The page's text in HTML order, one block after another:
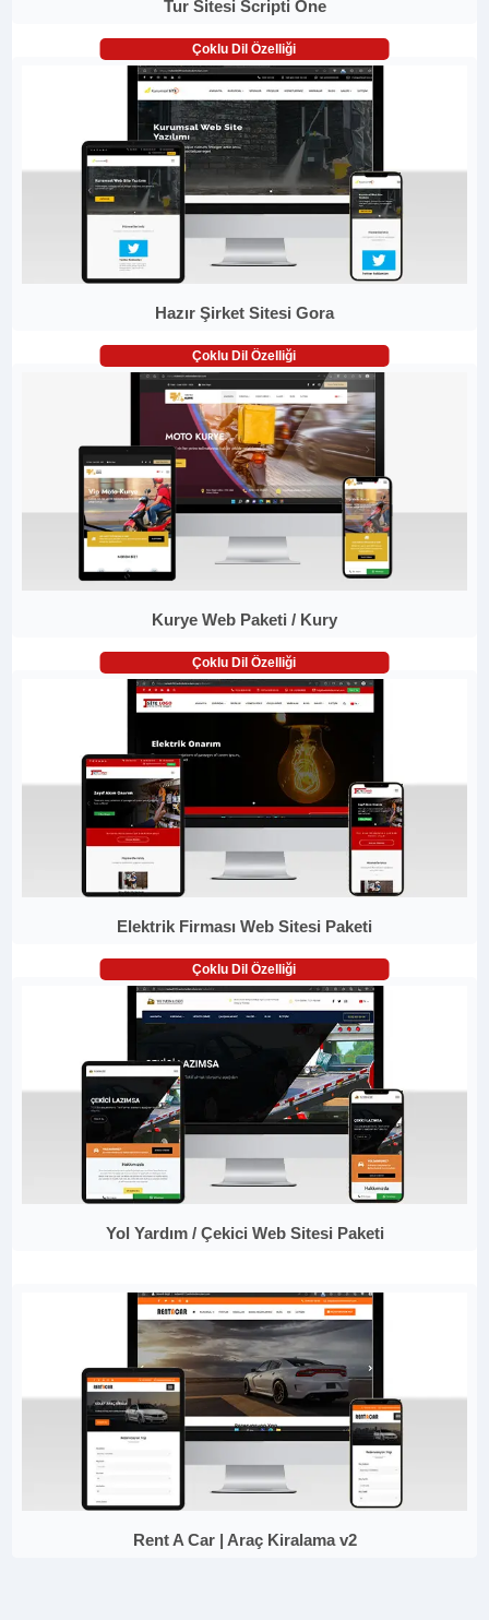
Tur Sitesi Scripti One
Çoklu Dil Özelliği
Hazır Şirket Sitesi Gora
Çoklu Dil Özelliği
Kurye Web Paketi / Kury
Çoklu Dil Özelliği
Elektrik Firması Web Sitesi Paketi
Çoklu Dil Özelliği
Yol Yardım / Çekici Web Sitesi Paketi
Rent A Car | Araç Kiralama v2